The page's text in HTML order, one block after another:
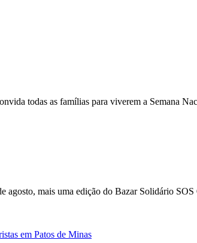
todas as famílias para viverem a Semana
mais uma edição do Bazar Solidário SOS